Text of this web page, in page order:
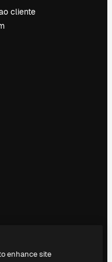
cliente
enhance site